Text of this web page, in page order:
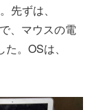
先ずは、
、マウスの電
。OSは、